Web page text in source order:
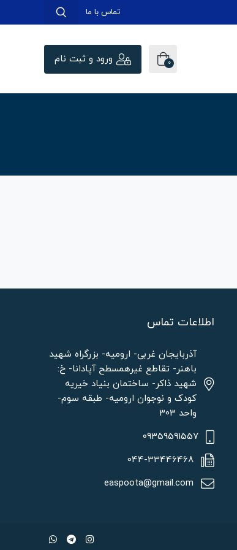
تماس با ما
0 ورود و ثبت نام
اطلاعات تماس
آذربایجان غربی- ارومیه- بزرگراه شهید
باهنر- تقاطع غیرهمسطح آپادانا- خ:
شهید ذاکر- ساختمان بنیاد خیریه
کودک و نوجوان ارومیه- طبقه سوم-
واحد 303
09359591557
044-33446468
easpoota@gmail.com